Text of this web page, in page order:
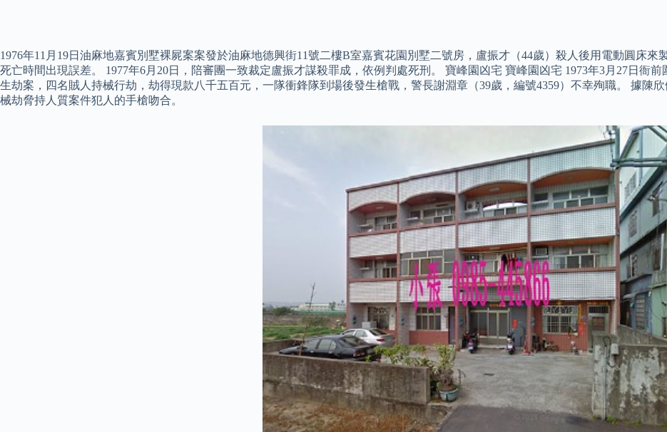
1976年11月19日油麻地嘉賓別墅裸屍案案發於油麻地德興街11號二樓B室嘉賓花園別墅二號房，盧振才（44歲）殺人後用電動圓床來
死亡時間出現誤差。 1977年6月20日，陪審團一致裁定盧振才謀殺罪成，依例判處死刑。 寶峰園凶宅 寶峰園凶宅 1973年3月27日衙
生劫案，四名賊人持械行劫，劫得現款八千五百元，一隊衝鋒隊到場後發生槍戰，警長謝淵章（39歲，編號4359）不幸殉職。 據陳
械劫脅持人質案件犯人的手槍吻合。